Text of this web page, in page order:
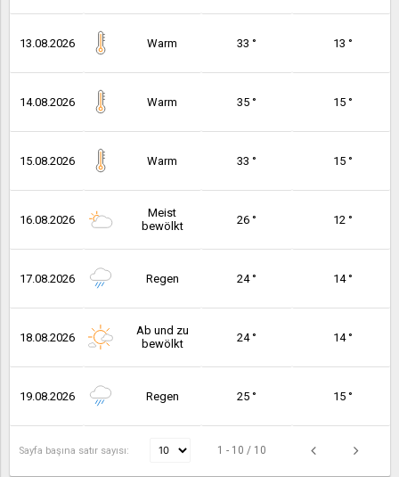
13.08.2026 Warm 33 ° 13 °
14.08.2026 Warm 35 ° 15 °
15.08.2026 Warm 33 ° 15 °
16.08.2026
Meist
bewölkt
26 ° 12 °
17.08.2026 Regen 24 ° 14 °
18.08.2026
Ab und zu
bewölkt
24 ° 14 °
19.08.2026 Regen 25 ° 15 °
Sayfa başına satır sayısı: 1 - 10 / 10